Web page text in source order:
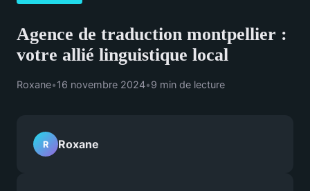
Agence de traduction montpellier :
votre allié linguistique local
Roxane•16 novembre 2024•9 min de lecture
R Roxane